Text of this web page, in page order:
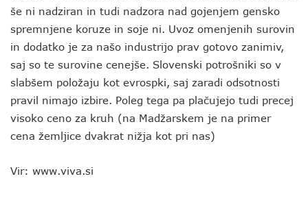
še ni nadziran in tudi nadzora nad gojenjem gensko
spremnjene koruze in soje ni. Uvoz omenjenih surovin
in dodatko je za našo industrijo prav gotovo zanimiv,
saj so te surovine cenejše. Slovenski potrošniki so v
slabšem položaju kot evrospki, saj zaradi odsotnosti
pravil nimajo izbire. Poleg tega pa plačujejo tudi precej
visoko ceno za kruh (na Madžarskem je na primer
cena žemljice dvakrat nižja kot pri nas)
Vir: www.viva.si